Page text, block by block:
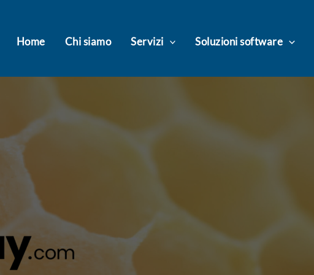
Home Chi siamo Servizi Soluzioni software